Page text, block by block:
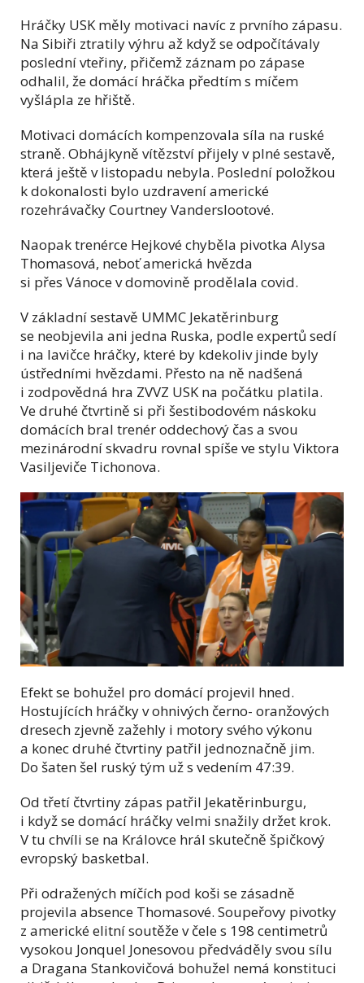
Hráčky USK měly motivaci navíc z prvního zápasu.
Na Sibiři ztratily výhru až když se odpočítávaly
poslední vteřiny, přičemž záznam po zápase
odhalil, že domácí hráčka předtím s míčem
vyšlápla ze hřiště.
Motivaci domácích kompenzovala síla na ruské
straně. Obhájkyně vítězství přijely v plné sestavě,
která ještě v listopadu nebyla. Poslední položkou
k dokonalosti bylo uzdravení americké
rozehrávačky Courtney Vanderslootové.
Naopak trenérce Hejkové chyběla pivotka Alysa
Thomasová, neboť americká hvězda
si přes Vánoce v domovině prodělala covid.
V základní sestavě UMMC Jekatěrinburg
se neobjevila ani jedna Ruska, podle expertů sedí
i na lavičce hráčky, které by kdekoliv jinde byly
ústředními hvězdami. Přesto na ně nadšená
i zodpovědná hra ZVVZ USK na počátku platila.
Ve druhé čtvrtině si při šestibodovém náskoku
domácích bral trenér oddechový čas a svou
mezinárodní skvadru rovnal spíše ve stylu Viktora
Vasiljeviče Tichonova.
Efekt se bohužel pro domácí projevil hned.
Hostujících hráčky v ohnivých černo- oranžových
dresech zjevně zažehly i motory svého výkonu
a konec druhé čtvrtiny patřil jednoznačně jim.
Do šaten šel ruský tým už s vedením 47:39.
Od třetí čtvrtiny zápas patřil Jekatěrinburgu,
i když se domácí hráčky velmi snažily držet krok.
V tu chvíli se na Královce hrál skutečně špičkový
evropský basketbal.
Při odražených míčích pod koši se zásadně
projevila absence Thomasové. Soupeřovy pivotky
z americké elitní soutěže v čele s 198 centimetrů
vysokou Jonquel Jonesovou předváděly svou sílu
a Dragana Stankovičová bohužel nemá konstituci